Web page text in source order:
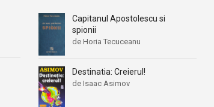
Capitanul Apostolescu si
spionii
de Horia Tecuceanu
Destinatia: Creierul!
de Isaac Asimov